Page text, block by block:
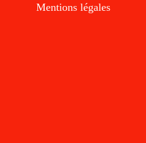
Mentions légales